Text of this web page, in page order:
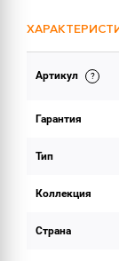
ОБЪЕМ
Артикул
Гарантия
Тип
Коллекция
Страна